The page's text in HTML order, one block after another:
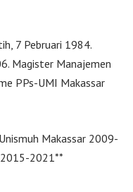
7 Pebruari 1984.
Magister Manajemen
PPs-UMI Makassar
Makassar 2009-
2015-2021**